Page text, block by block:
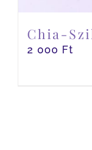
Chia-
2 000 Ft